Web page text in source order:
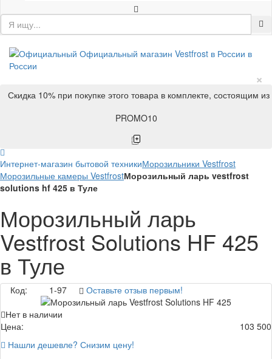
×
Скидка 10% при покупке этого товара в комплекте, состоящим
PROMO10
Интернет-магазин бытовой техникиМорозильники Vestfrost
Морозильные камеры VestfrostМорозильный ларь vestfrost
solutions hf 425 в Туле
Морозильный ларь
Vestfrost Solutions HF 425
в Туле
Код: 1-97
Оставьте отзыв первым!
Нет в наличии
Цена:
103 500
Нашли дешевле? Снизим цену!